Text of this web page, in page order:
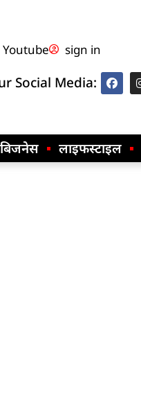
Youtube sign in
Social Media:
बिजनेस लाइफस्टाइल